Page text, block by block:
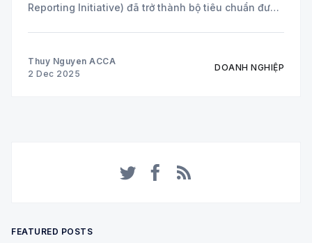
Reporting Initiative) đã trở thành bộ tiêu chuẩn được
Thuy Nguyen ACCA
2 Dec 2025
DOANH NGHIỆP
FEATURED POSTS